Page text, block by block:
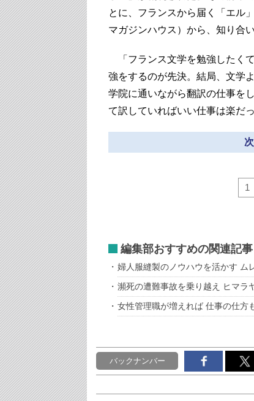
とに、フランスから届く「エル
マガジンハウス）から、知り合
「フランス文学を勉強したく
強をするのが先決。結局、文学
学院に通いながら翻訳の仕事を
て訳していればいい仕事は楽だ
1
編集部おすすめの関連記事
婦人服縫製のノウハウを活かす ム
瀕死の遭難事故を乗り越え ヒマラ
女性管理職が増えれば 仕事の仕方
バックナンバー